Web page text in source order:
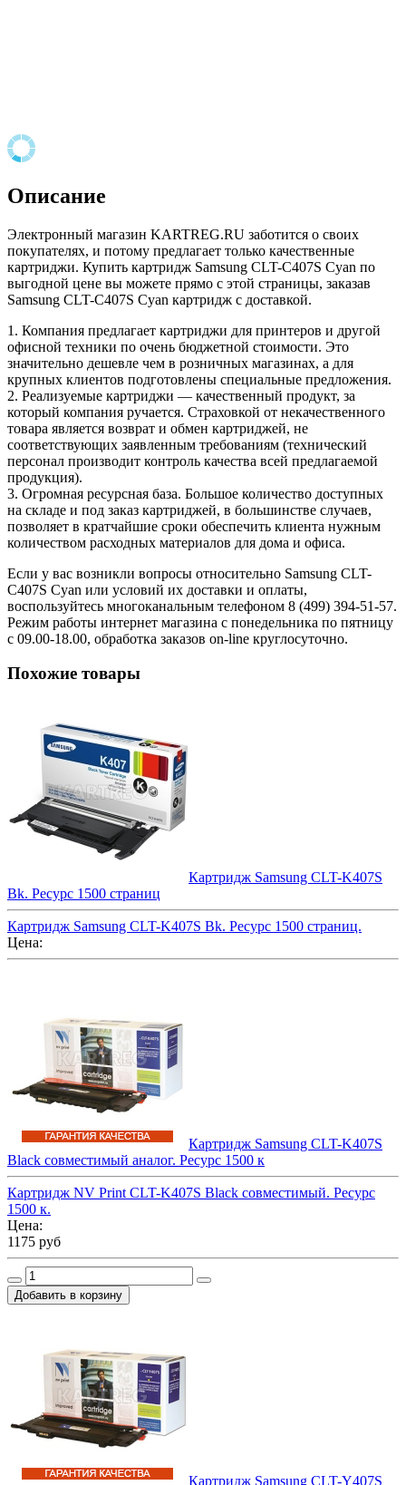
Описание
Электронный магазин KARTREG.RU заботится о своих
покупателях, и потому предлагает только качественные
картриджи. Купить картридж Samsung CLT-C407S Cyan по
выгодной цене вы можете прямо с этой страницы, заказав
Samsung CLT-C407S Cyan картридж с доставкой.
1. Компания предлагает картриджи для принтеров и другой
офисной техники по очень бюджетной стоимости. Это
значительно дешевле чем в розничных магазинах, а для
крупных клиентов подготовлены специальные предложения.
2. Реализуемые картриджи — качественный продукт, за
который компания ручается. Страховкой от некачественного
товара является возврат и обмен картриджей, не
соответствующих заявленным требованиям (технический
персонал производит контроль качества всей предлагаемой
продукция).
3. Огромная ресурсная база. Большое количество доступных
на складе и под заказ картриджей, в большинстве случаев,
позволяет в кратчайшие сроки обеспечить клиента нужным
количеством расходных материалов для дома и офиса.
Если у вас возникли вопросы относительно Samsung CLT-
C407S Cyan или условий их доставки и оплаты,
воспользуйтесь многоканальным телефоном 8 (499) 394-51-57.
Режим работы интернет магазина с понедельника по пятницу
с 09.00-18.00, обработка заказов on-line круглосуточно.
Похожие товары
Картридж Samsung CLT-K407S
Bk. Ресурс 1500 страниц
Картридж Samsung CLT-K407S Bk. Ресурс 1500 страниц.
Цена:
Картридж Samsung CLT-K407S
Black совместимый аналог. Ресурс 1500 к
Картридж NV Print CLT-K407S Black совместимый. Ресурс
1500 к.
Цена:
1175 руб
Картридж Samsung CLT-Y407S